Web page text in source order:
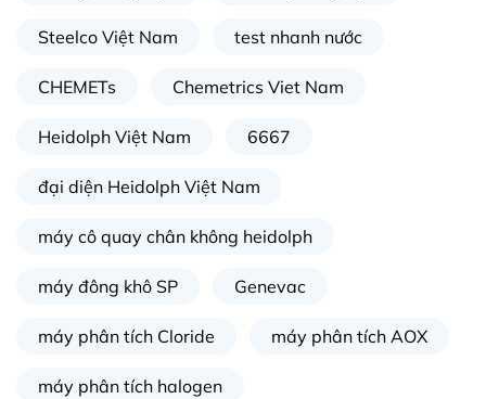
Steelco Việt Nam test nhanh nước
CHEMETs Chemetrics Viet Nam
Heidolph Việt Nam 6667
đại diện Heidolph Việt Nam
máy cô quay chân không heidolph
máy đông khô SP Genevac
máy phân tích Cloride máy phân tích AOX
máy phân tích halogen